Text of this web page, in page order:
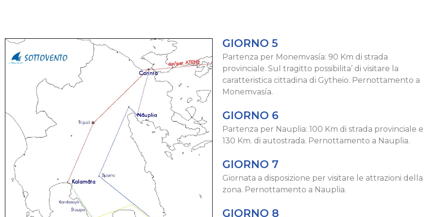
GIORNO 5
Partenza per Monemvasía: 90 Km di strada
provinciale. Sul tragitto possibilita’ di visitare la
caratteristica cittadina di Gytheio. Pernottamento a
Monemvasía.
GIORNO 6
Partenza per Nauplia: 100 Km di strada provinciale e
130 Km. di autostrada. Pernottamento a Nauplia.
GIORNO 7
Giornata a disposizione per visitare le attrazioni della
zona. Pernottamento a Nauplia.
GIORNO 8